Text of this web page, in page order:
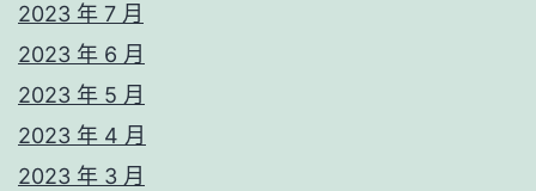
2023 年 7 月
2023 年 6 月
2023 年 5 月
2023 年 4 月
2023 年 3 月